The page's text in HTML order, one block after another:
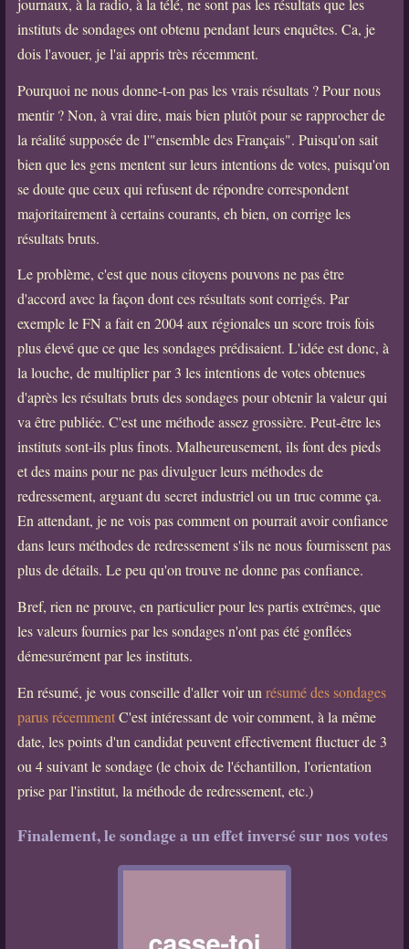
journaux, à la radio, à la télé, ne sont pas les résultats que les
instituts de sondages ont obtenu pendant leurs enquêtes. Ca, je
dois l'avouer, je l'ai appris très récemment.
Pourquoi ne nous donne-t-on pas les vrais résultats ? Pour nous
mentir ? Non, à vrai dire, mais bien plutôt pour se rapprocher de
la réalité supposée de l'"ensemble des Français". Puisqu'on sait
bien que les gens mentent sur leurs intentions de votes, puisqu'on
se doute que ceux qui refusent de répondre correspondent
majoritairement à certains courants, eh bien, on corrige les
résultats bruts.
Le problème, c'est que nous citoyens pouvons ne pas être
d'accord avec la façon dont ces résultats sont corrigés. Par
exemple le FN a fait en 2004 aux régionales un score trois fois
plus élevé que ce que les sondages prédisaient. L'idée est donc, à
la louche, de multiplier par 3 les intentions de votes obtenues
d'après les résultats bruts des sondages pour obtenir la valeur qui
va être publiée. C'est une méthode assez grossière. Peut-être les
instituts sont-ils plus finots. Malheureusement, ils font des pieds
et des mains pour ne pas divulguer leurs méthodes de
redressement, arguant du secret industriel ou un truc comme ça.
En attendant, je ne vois pas comment on pourrait avoir confiance
dans leurs méthodes de redressement s'ils ne nous fournissent pas
plus de détails. Le peu qu'on trouve ne donne pas confiance.
Bref, rien ne prouve, en particulier pour les partis extrêmes, que
les valeurs fournies par les sondages n'ont pas été gonflées
démesurément par les instituts.
En résumé, je vous conseille d'aller voir un résumé des sondages
parus récemmentC'est intéressant de voir comment, à la même
date, les points d'un candidat peuvent effectivement fluctuer de 3
ou 4 suivant le sondage (le choix de l'échantillon, l'orientation
prise par l'institut, la méthode de redressement, etc.)
Finalement, le sondage a un effet inversé sur nos votes